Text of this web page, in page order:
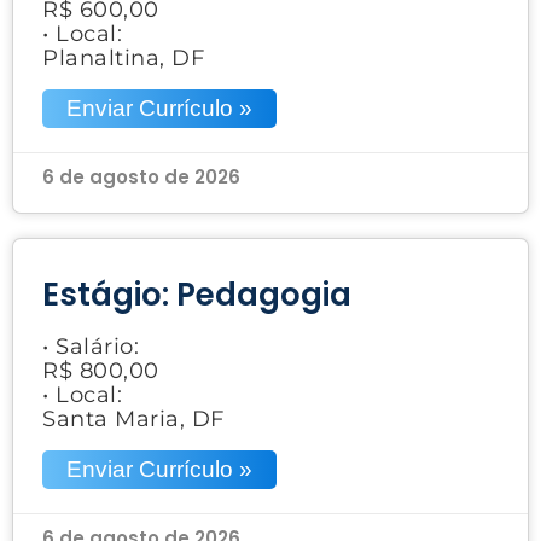
R$ 600,00
• Local:
Planaltina, DF
Enviar Currículo »
6 de agosto de 2026
Estágio: Pedagogia
• Salário:
R$ 800,00
• Local:
Santa Maria, DF
Enviar Currículo »